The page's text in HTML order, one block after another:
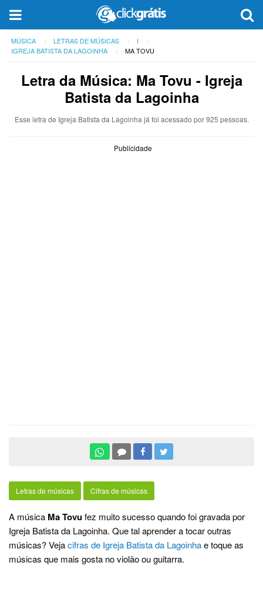
MÚSICA LETRAS DE MÚSICAS
I
IGREJA BATISTA DA LAGOINHA
MA TOVU
Letra da Música: Ma Tovu - Igreja
Batista da Lagoinha
Esse letra de Igreja Batista da Lagoinha já foi acessado por 925 pessoas.
Publicidade
Letras de músicas Cifras de músicas
A música Ma Tovufez muito sucesso quando foi gravada por
Igreja Batista da Lagoinha. Que tal aprender a tocar outras
músicas? Vejacifras de Igreja Batista da Lagoinhae toque as
músicas que mais gosta no violão ou guitarra.